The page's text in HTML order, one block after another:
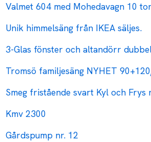
Valmet 604 med Mohedavagn 10
Unik himmelsäng från IKEA säljes.
3-Glas fönster och altandörr
Tromsö familjesäng NYHET
Smeg fristående svart Kyl och
Kmv 2300
Gårdspump nr. 12